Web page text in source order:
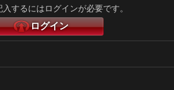
するにはログインが必要です。
ログイン